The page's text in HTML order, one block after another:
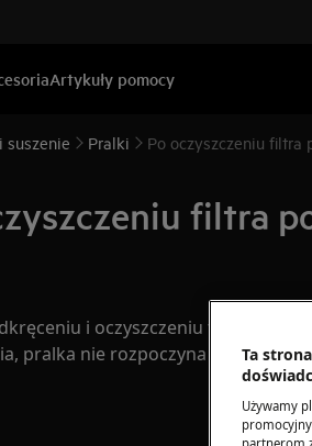
Artykuły pomocy
suszenie Pralki Po oczyszczeniu filtra
filtra
i oczyszczeniu filtra
pralka nie rozpoczyna pracy, nie
Ta
Używamy